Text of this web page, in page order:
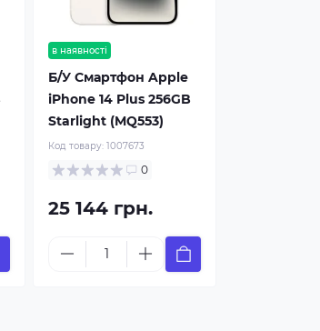
в наявності
Б/У Смартфон Apple
iPhone 14 Plus 256GB
Starlight (MQ553)
Код товару:1007673
0
25 144 грн.